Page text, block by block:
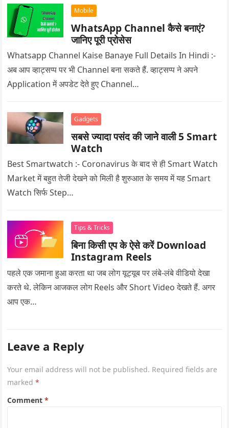
Mobile
WhatsApp Channel कैसे बनाएं?
जानिए पूरी प्रोसेस
Whatsapp Channel Kaise Banaye Full Details In Hindi :-
अब आप व्हाट्सप्प पर भी Channel बना सकते हैं. व्हाट्सप्प ने अपने
Application में अपडेट देते हुए Channel…
Gadgets
सबसे ज्यादा पसंद की जाने वाली 5 Smart
Watch
Best Smartwatch :- Coronavirus के बाद से ही Smart Watch
Market में बहुत तेजी देखने को मिली है शुरुआत के समय में यह Smart
Watch सिर्फ Step…
Tips & Tricks
बिना किसी एप के ऐसे करें Download
Instagram Reels
पहले एक जमाना हुआ करता था जब लोग यूट्यूब पर लंबे-लंबे वीडियो देखा
करते थे. लेकिन आजकल लोग Reels और Short Video देखते हैं. अगर
आप एक…
Leave a Reply
Your email address will not be published. Required fields are
marked*
Comment*